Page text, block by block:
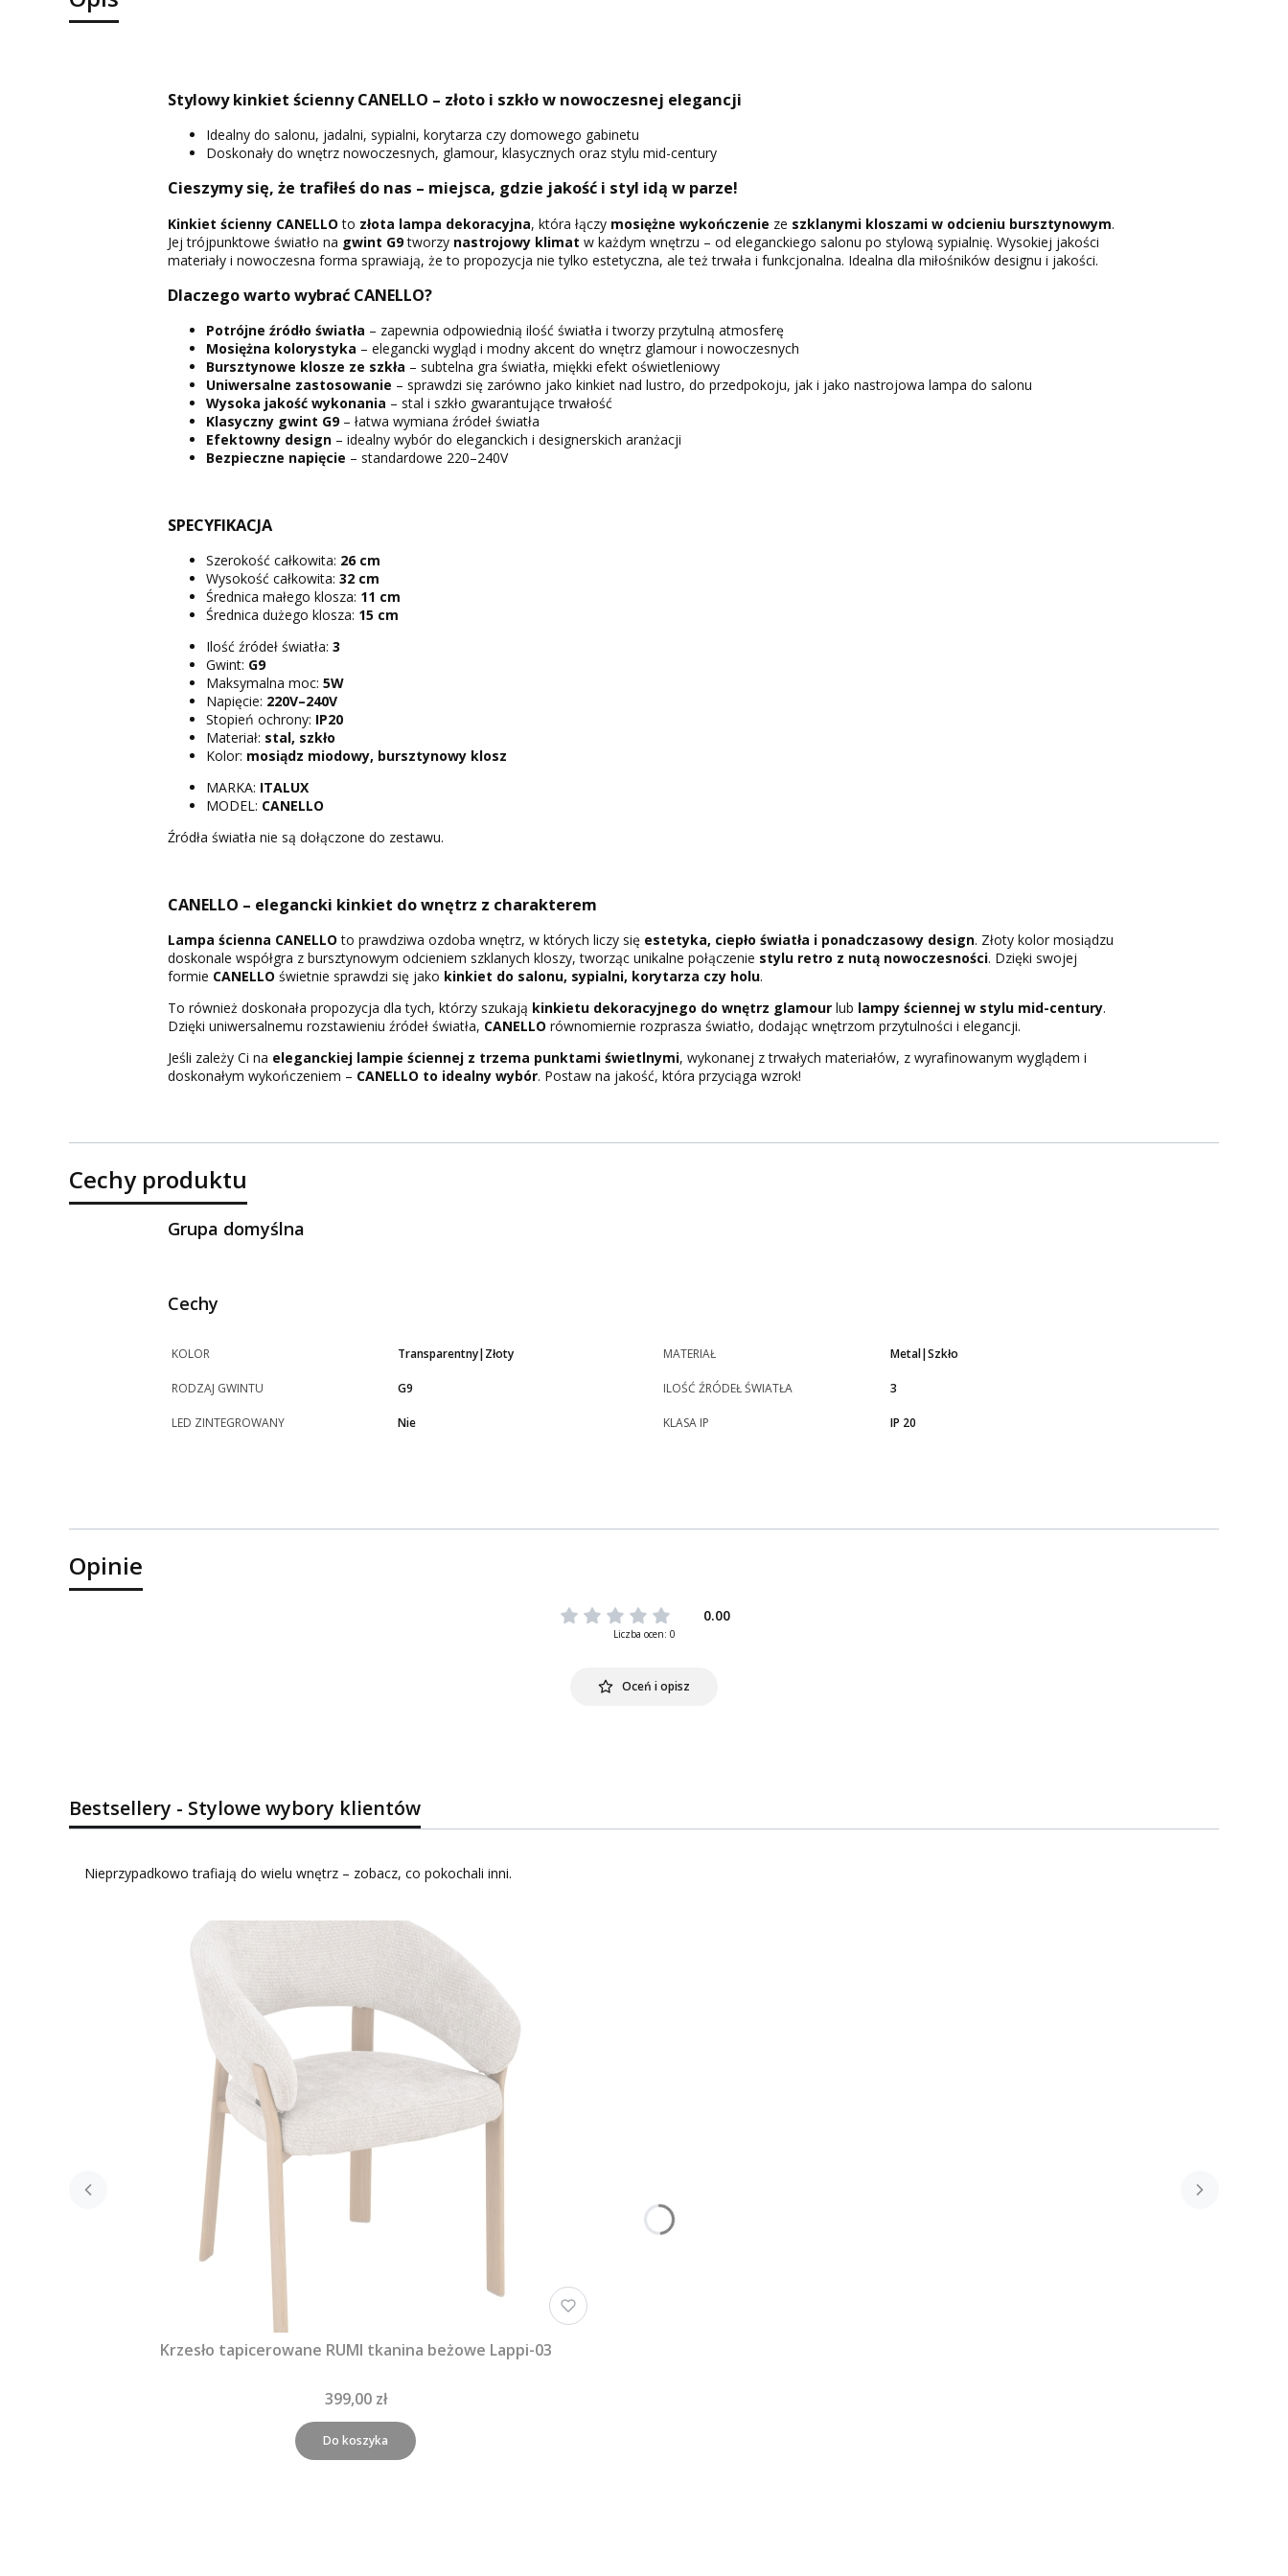
Stylowy kinkiet ścienny CANELLO – złoto i szkło w nowoczesnej elegancji
Idealny do salonu, jadalni, sypialni, korytarza czy domowego gabinetu
Doskonały do wnętrz nowoczesnych, glamour, klasycznych oraz stylu mid-century
Cieszymy się, że trafiłeś do nas – miejsca, gdzie jakość i styl idą w parze!
Kinkiet ścienny CANELLO to złota lampa dekoracyjna, która łączy mosiężne wykończenie ze szklanymi kloszami w odcieniu bursztynowym.
Jej trójpunktowe światło na gwint G9tworzy nastrojowy klimat w każdym wnętrzu – od eleganckiego salonu po stylową sypialnię. Wysokiej jakości
materiały i nowoczesna forma sprawiają, że to propozycja nie tylko estetyczna, ale też trwała i funkcjonalna. Idealna dla miłośników designu i jakości.
Dlaczego warto wybrać CANELLO?
Potrójne źródło światła – zapewnia odpowiednią ilość światła i tworzy przytulną atmosferę
Mosiężna kolorystyka – elegancki wygląd i modny akcent do wnętrz glamour i nowoczesnych
Bursztynowe klosze ze szkła – subtelna gra światła, miękki efekt oświetleniowy
Uniwersalne zastosowanie – sprawdzi się zarówno jako kinkiet nad lustro, do przedpokoju, jak i jako nastrojowa lampa do salonu
Wysoka jakość wykonania – stal i szkło gwarantujące trwałość
Klasyczny gwint G9– łatwa wymiana źródeł światła
Efektowny design– idealny wybór do eleganckich i designerskich aranżacji
Bezpieczne napięcie – standardowe 220–240V
SPECYFIKACJA
Szerokość całkowita: 26 cm
Wysokość całkowita: 32 cm
Średnica małego klosza: 11 cm
Średnica dużego klosza: 15 cm
Ilość źródeł światła: 3
Gwint: G9
Maksymalna moc: 5W
Napięcie: 220V–240V
Stopień ochrony: IP20
Materiał: stal, szkło
Kolor: mosiądz miodowy, bursztynowy klosz
MARKA: ITALUX
MODEL: CANELLO
Źródła światła nie są dołączone do zestawu.
CANELLO – elegancki kinkiet do wnętrz z charakterem
Lampa ścienna CANELLO to prawdziwa ozdoba wnętrz, w których liczy się estetyka, ciepło światła i ponadczasowy design. Złoty kolor mosiądzu
doskonale współgra z bursztynowym odcieniem szklanych kloszy, tworząc unikalne połączenie stylu retro z nutą nowoczesności. Dzięki swojej
formie CANELLO świetnie sprawdzi się jako kinkiet do salonu, sypialni, korytarza czy holu.
To również doskonała propozycja dla tych, którzy szukają kinkietu dekoracyjnego do wnętrz glamourlub lampy ściennej w stylu mid-century.
Dzięki uniwersalnemu rozstawieniu źródeł światła, CANELLO równomiernie rozprasza światło, dodając wnętrzom przytulności i elegancji.
Jeśli zależy Ci na eleganckiej lampie ściennej z trzema punktami świetlnymi, wykonanej z trwałych materiałów, z wyrafinowanym wyglądem i
doskonałym wykończeniem – CANELLO to idealny wybór. Postaw na jakość, która przyciąga wzrok!
Cechy produktu
Grupa domyślna
Cechy
KOLOR Transparentny|Złoty MATERIAŁ Metal|Szkło
RODZAJ GWINTU G9 ILOŚĆ ŹRÓDEŁ ŚWIATŁA 3
LED ZINTEGROWANY Nie KLASA IP IP 20
Opinie
0.00
Liczba ocen: 0
Oceń i opisz
Bestsellery - Stylowe wybory klientów
Nieprzypadkowo trafiają do wielu wnętrz – zobacz, co pokochali inni.
Krzesło tapicerowane RUMI tkanina beżowe Lappi-03
399,00 zł
Do koszyka